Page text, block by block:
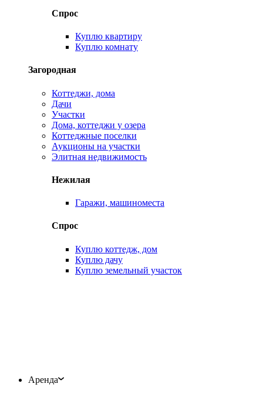
Спрос
Куплю квартиру
Куплю комнату
Загородная
Коттеджи, дома
Дачи
Участки
Дома, коттеджи у озера
Коттеджные поселки
Аукционы на участки
Элитная недвижимость
Нежилая
Гаражи, машиноместа
Спрос
Куплю коттедж, дом
Куплю дачу
Куплю земельный участок
Аренда